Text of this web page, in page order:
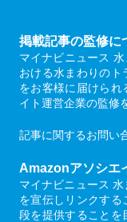
掲載記事の監修に
マイナビニュース
おける水まわりのト
をお客様に届けられ
イト運営企業の監修
記事に関するお問い
Amazonアソシエ
マイナビニュース
を宣伝しリンクする
段を提供することを